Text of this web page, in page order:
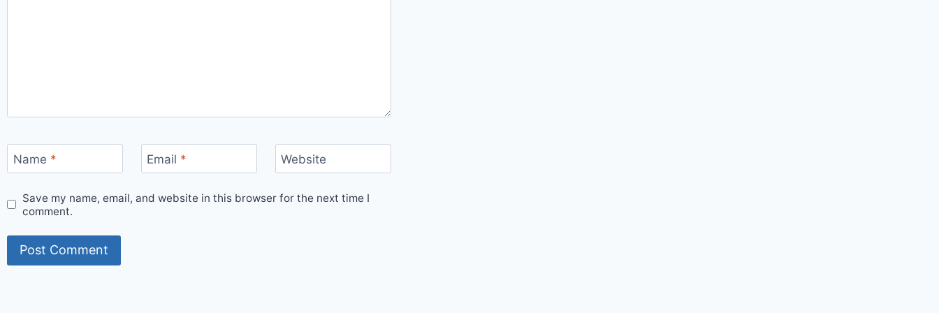
Name * Email * Website
Save my name, email, and website in this browser for the next time I
comment.